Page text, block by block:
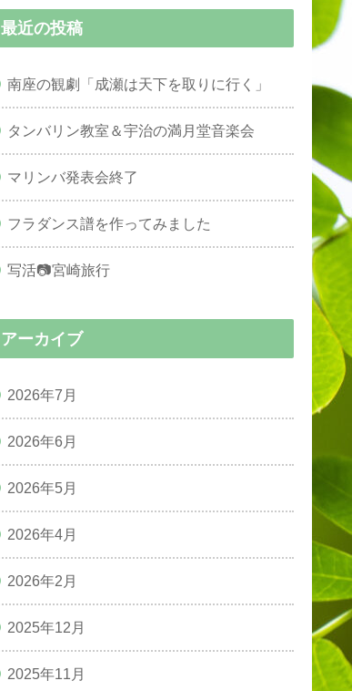
最近の投稿
南座の観劇「成瀬は天下を取りに行く」
タンバリン教室＆宇治の満月堂音楽会
マリンバ発表会終了
フラダンス譜を作ってみました
写活📷宮崎旅行
アーカイブ
2026年7月
2026年6月
2026年5月
2026年4月
2026年2月
2025年12月
2025年11月